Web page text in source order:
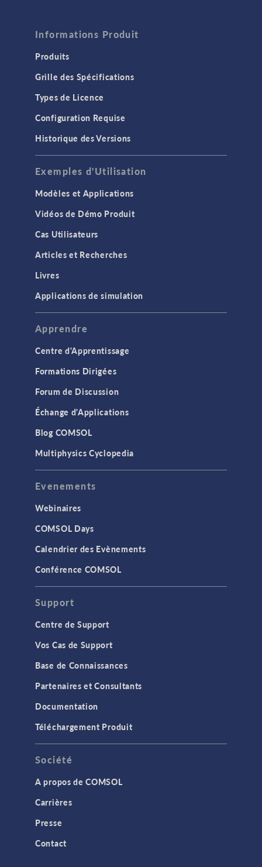
Informations Produit
Produits
Grille des Spécifications
Types de Licence
Configuration Requise
Historique des Versions
Exemples d'Utilisation
Modèles et Applications
Vidéos de Démo Produit
Cas Utilisateurs
Articles et Recherches
Livres
Applications de simulation
Apprendre
Centre d'Apprentissage
Formations Dirigées
Forum de Discussion
Échange d'Applications
Blog COMSOL
Multiphysics Cyclopedia
Evenements
Webinaires
COMSOL Days
Calendrier des Evènements
Conférence COMSOL
Support
Centre de Support
Vos Cas de Support
Base de Connaissances
Partenaires et Consultants
Documentation
Téléchargement Produit
Société
A propos de COMSOL
Carrières
Presse
Contact